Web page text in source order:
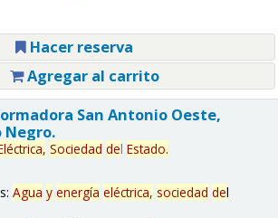
Hacer reserva
Agregar al carrito
San Antonio Oeste,
Negro.
Sociedad del Estado.
Agua y energía eléctrica, sociedad del